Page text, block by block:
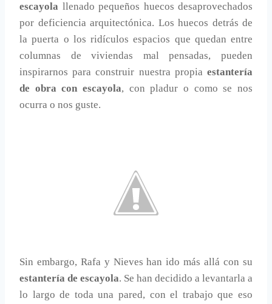
escayola llenado pequeños huecos desaprovechados
por deficiencia arquitectónica. Los huecos detrás de
la puerta o los ridículos espacios que quedan entre
columnas de viviendas mal pensadas, pueden
inspirarnos para construir nuestra propia estantería
de obra con escayola, con pladur o como se nos
ocurra o nos guste.
Sin embargo, Rafa y Nieves han ido más allá con su
estantería de escayola. Se han decidido a levantarla a
lo largo de toda una pared, con el trabajo que eso